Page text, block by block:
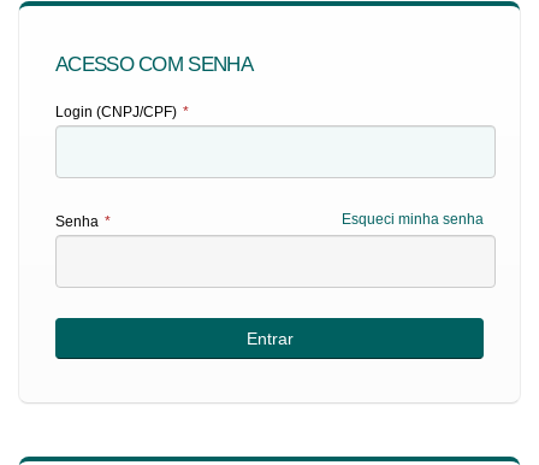
ACESSO COM SENHA
Login (CNPJ/CPF) *
Esqueci minha senha
Senha *